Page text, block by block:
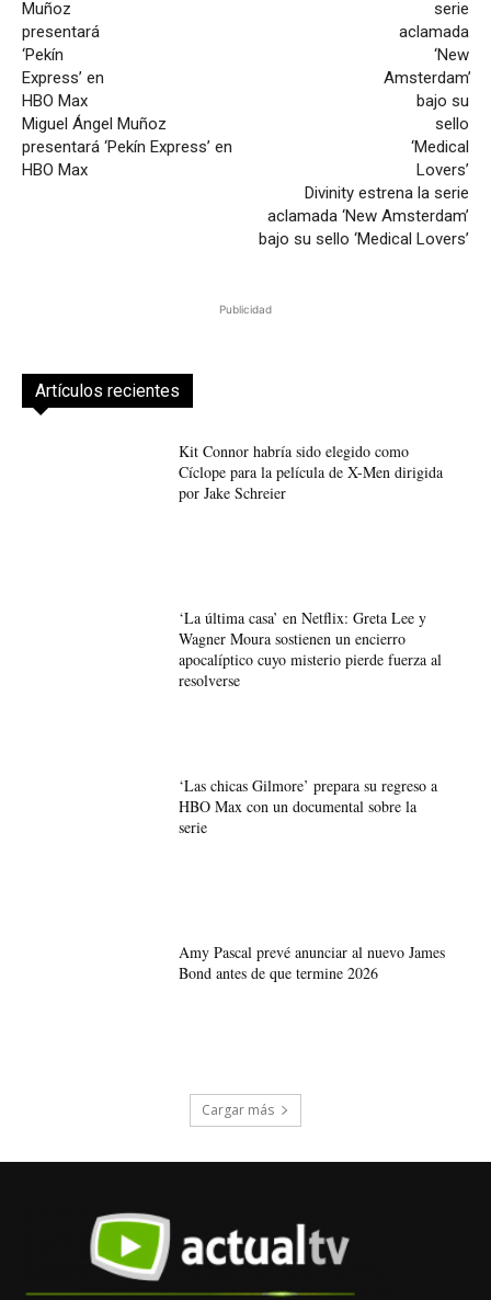
Miguel Ángel Muñoz
presentará ‘Pekín Express’ en
HBO Max
Divinity estrena la serie
aclamada ‘New Amsterdam’
bajo su sello ‘Medical Lovers’
Publicidad
Artículos recientes
Kit Connor habría sido elegido como
Cíclope para la película de X-Men dirigida
por Jake Schreier
‘La última casa’ en Netflix: Greta Lee y
Wagner Moura sostienen un encierro
apocalíptico cuyo misterio pierde fuerza al
resolverse
‘Las chicas Gilmore’ prepara su regreso a
HBO Max con un documental sobre la
serie
Amy Pascal prevé anunciar al nuevo James
Bond antes de que termine 2026
Cargar más